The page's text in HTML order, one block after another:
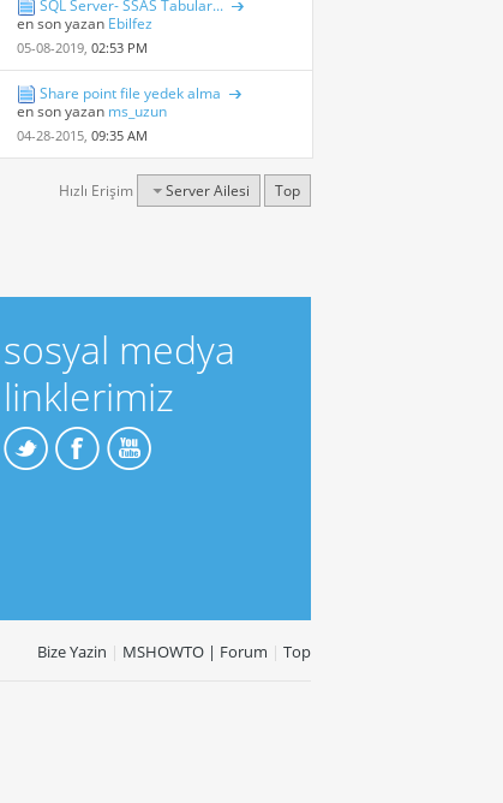
SQL Server- SSAS Tabular...
en son yazan Ebilfez
05-08-2019,02:53 PM
Share point file yedek alma
en son yazan ms_uzun
04-28-2015,09:35 AM
Hızlı Erişim Server Ailesi Top
sosyal medya
linklerimiz
Bize Yazin | MSHOWTO | Forum | Top